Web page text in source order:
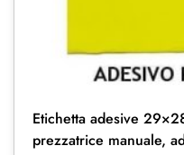
Etichetta adesive
prezzatrice manuale,